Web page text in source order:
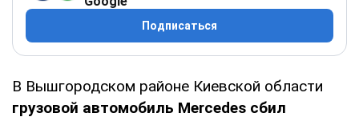
Подписаться
В Вышгородском районе Киевской области
грузовой автомобиль Mercedes сбил